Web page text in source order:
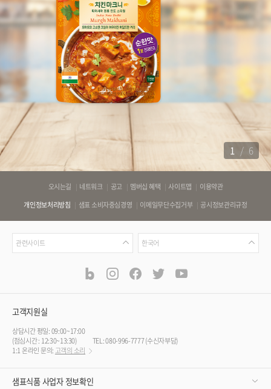
1 / 6
오시는길 네트워크 공고 멤버십 혜택 사이트맵
이용약관
개인정보처리방침
샘표 소비자중심경영 이메일무단수집거부 공시정보관리규정
관
련
관련사이트
언
어
한국어
널
blog instagramfacebook
twitter
고객지원실
상담시간 평일: 09:00~17:00
(점심시간 : 12:30~13:30)
TEL: 080-996-7777 (수신자부담)
1:1 온라인 문의: 고객의 소리
샘표식품 사업자 정보확인